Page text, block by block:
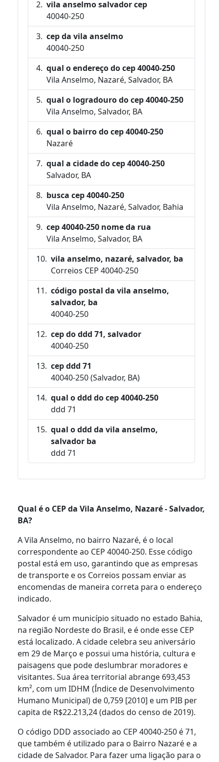
vila anselmo salvador cep
40040-250
cep da vila anselmo
40040-250
qual o endereço do cep 40040-250
Vila Anselmo, Nazaré, Salvador, BA
qual o logradouro do cep 40040-250
Vila Anselmo, Salvador, BA
qual o bairro do cep 40040-250
Nazaré
qual a cidade do cep 40040-250
Salvador, BA
busca cep 40040-250
Vila Anselmo, Nazaré, Salvador, Bahia
cep 40040-250 nome da rua
Vila Anselmo, Salvador, BA
vila anselmo, nazaré, salvador, ba
Correios CEP 40040-250
código postal da vila anselmo,
salvador, ba
40040-250
cep do ddd 71, salvador
40040-250
cep ddd 71
40040-250 (Salvador, BA)
qual o ddd do cep 40040-250
ddd 71
qual o ddd da vila anselmo,
salvador ba
ddd 71
Qual é o CEP da Vila Anselmo, Nazaré - Salvador,
BA?
A Vila Anselmo, no bairro Nazaré, é o local
correspondente ao CEP 40040-250. Esse código
postal está em uso, garantindo que as empresas
de transporte e os Correios possam enviar as
encomendas de maneira correta para o endereço
indicado.
Salvador é um município situado no estado Bahia,
na região Nordeste do Brasil, e é onde esse CEP
está localizado. A cidade celebra seu aniversário
em 29 de Março e possui uma história, cultura e
paisagens que pode deslumbrar moradores e
visitantes. Sua área territorial abrange 693,453
km², com um IDHM (Índice de Desenvolvimento
Humano Municipal) de 0,759 [2010] e um PIB per
capita de R$22.213,24 (dados do censo de 2019).
O código DDD associado ao CEP 40040-250 é 71,
que também é utilizado para o Bairro Nazaré e a
cidade de Salvador. Para fazer uma ligação para o